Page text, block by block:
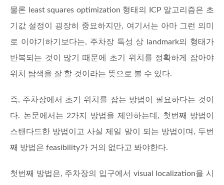
물론 least squares optimization 형태의 ICP 알고리즘은 초
기값 설정이 굉장히 중요하지만, 여기서는 아마 그런 의미
로 이야기하기보다는, 주차장 특성 상 landmark의 형태가
반복되는 것이 많기 때문에 초기 위치를 정확하게 잡아야
위치 탐색을 잘 할 것이라는 뜻으로 볼 수 있다.
즉, 주차장에서 초기 위치를 잡는 방법이 필요하다는 것이
다. 논문에서는 2가지 방법을 제안하는데, 첫번째 방법이
스탠다드한 방법이고 사실 제일 말이 되는 방법이며, 두번
째 방법은 feasibility가 거의 없다고 봐야한다.
첫번째 방법은, 주차장의 입구에서 visual localization을 시